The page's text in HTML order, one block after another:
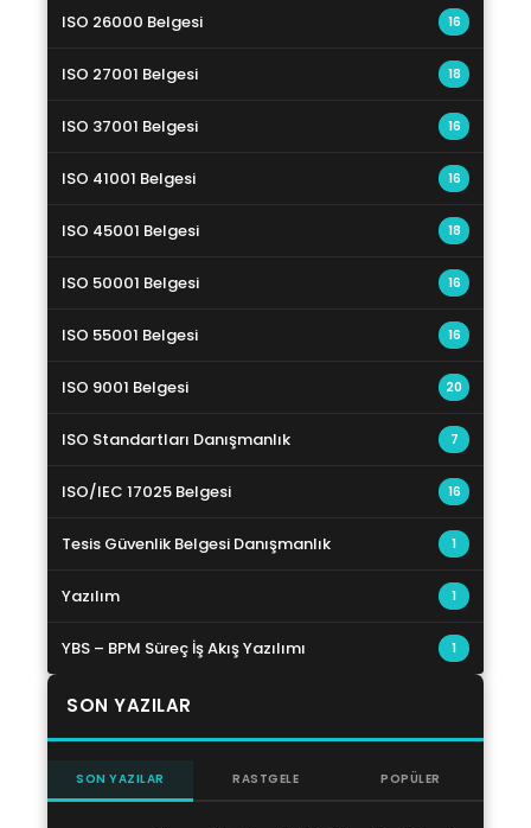
ISO 26000 Belgesi 16
ISO 27001 Belgesi 18
ISO 37001 Belgesi 16
ISO 41001 Belgesi 16
ISO 45001 Belgesi 18
ISO 50001 Belgesi 16
ISO 55001 Belgesi 16
ISO 9001 Belgesi 20
ISO Standartları Danışmanlık 7
ISO/IEC 17025 Belgesi 16
Tesis Güvenlik Belgesi Danışmanlık 1
Yazılım 1
YBS – BPM Süreç İş Akış Yazılımı 1
SON YAZILAR
SON YAZILAR RASTGELE POPÜLER